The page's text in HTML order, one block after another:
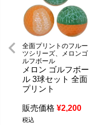
全面プリントのフルー
ツシリーズ、メロンゴ
ルフボール
メロン ゴルフボー
ル 3球セット 全面
プリント
販売価格 ¥2,200
税込